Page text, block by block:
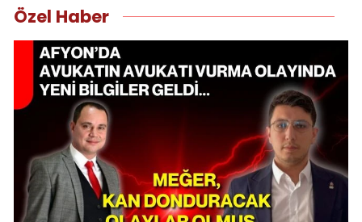
Özel Haber